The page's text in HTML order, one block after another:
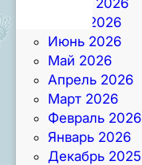
Июль 2026
Июнь 2026
Май 2026
Апрель 2026
Март 2026
Февраль 2026
Январь 2026
Декабрь 2025